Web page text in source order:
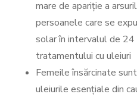
mare de apariție a
persoanele care se
solar în intervalul de
tratamentului cu uleiuri
Femeile însărcinate
uleiurile esențiale din